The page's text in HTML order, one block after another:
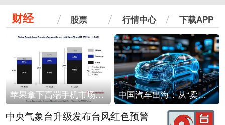
财经 股票 行情中心 下载APP
苹果拿下高端手机市场65%的份额：iPhone 17系列功不可没 中国汽车出海：从“卖出去”到“走进去”
中央气象台升级发布台风红色预警